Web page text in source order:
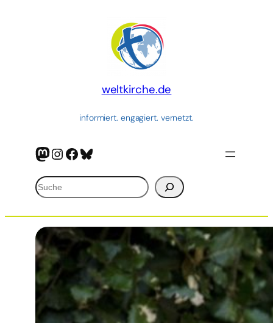
weltkirche.de
informiert. engagiert. vernetzt.
Mastodon
Instagram
Facebook
Bluesky
Suchen